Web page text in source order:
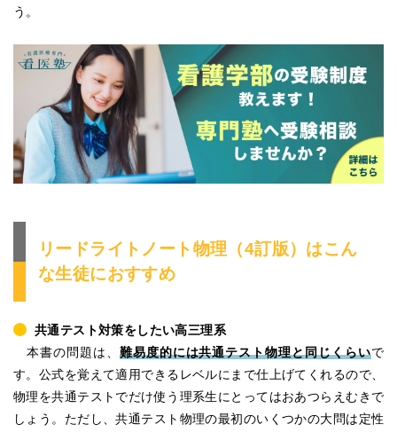
う。
リードライトノート物理（4訂版）はこん
な生徒におすすめ
共通テスト対策をしたい高三理系
本書の問題は、 難易度的には共通テスト物理と同じくらいで
す。公式を覚えて適用できるレベルにまで仕上げてくれるので、
物理を共通テストでだけ使う理系生にとってはおあつらえむきで
しょう。ただし、共通テスト物理の最初のいくつかの大問は定性